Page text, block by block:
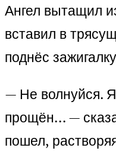
Ангел вытащил
вставил в
поднёс
— Не волнуйся.
прощён… —
пошел,